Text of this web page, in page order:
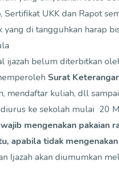
Sertifikat UKK dan Rapot
yang di tangguhkan harap
ijazah belum diterbitkan
Surat
mendaftar kuliah, dll
diurus ke sekolah mulai 20
mengenakan pakaian
apabila tidak
Ijazah akan diumumkan